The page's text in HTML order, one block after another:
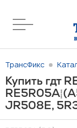
ТрансФикс
Купить гдт
RE5R05A
JR508E,